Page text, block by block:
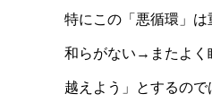
特にこの「悪循環」
和らがない→またよく
越えよう」とするので